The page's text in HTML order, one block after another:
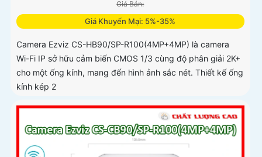
Giá Bán:
Giá Khuyến Mại: 5%-35%
Camera Ezviz CS-HB90/SP-R100(4MP+4MP) là camera
Wi-Fi IP sở hữu cảm biến CMOS 1/3 cùng độ phân giải 2K+
cho một ống kính, mang đến hình ảnh sắc nét. Thiết kế ống
kính kép 2